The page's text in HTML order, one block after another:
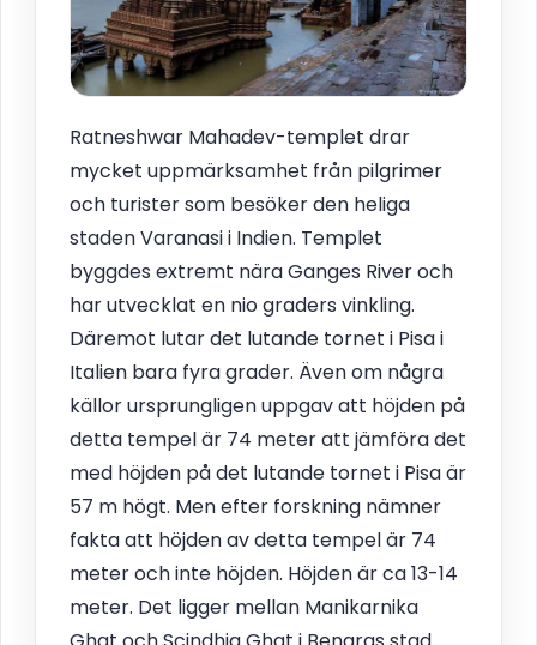
Ratneshwar Mahadev-templet drar
mycket uppmärksamhet från pilgrimer
och turister som besöker den heliga
staden Varanasi i Indien. Templet
byggdes extremt nära Ganges River och
har utvecklat en nio graders vinkling.
Däremot lutar det lutande tornet i Pisa i
Italien bara fyra grader. Även om några
källor ursprungligen uppgav att höjden på
detta tempel är 74 meter att jämföra det
med höjden på det lutande tornet i Pisa är
57 m högt. Men efter forskning nämner
fakta att höjden av detta tempel är 74
meter och inte höjden. Höjden är ca 13-14
meter. Det ligger mellan Manikarnika